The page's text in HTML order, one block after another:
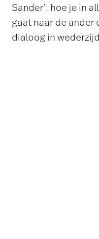
Sander’: hoe je in
gaat naar de ander
dialoog in